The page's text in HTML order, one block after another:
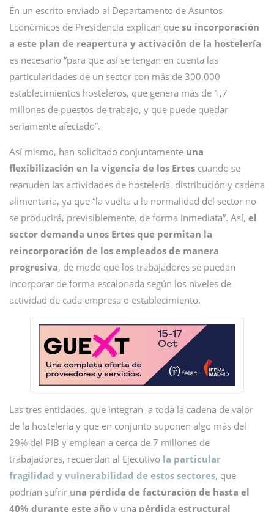
En un escrito enviado al Departamento de Asuntos
Económicos de Presidencia explican que su incorporación
a este plan de reapertura y activación de la hostelería
es necesario “para que así se tengan en cuenta las
particularidades de un sector con más de 300.000
establecimientos hosteleros, que genera más de 1,7
millones de puestos de trabajo, y que puede quedar
seriamente afectado”.
Así mismo, han solicitado conjuntamente una
flexibilización en la vigencia de los Ertes cuando se
reanuden las actividades de hostelería, distribución y cadena
alimentaria, ya que “la vuelta a la normalidad del sector no
se producirá, previsiblemente, de forma inmediata”. Así, el
sector demanda unos Ertes que permitan la
reincorporación de los empleados de manera
progresiva, de modo que los trabajadores se puedan
incorporar de forma escalonada según los niveles de
actividad de cada empresa o establecimiento.
Las tres entidades, que integran a toda la cadena de valor
de la hostelería y que en conjunto suponen algo más del
29% del PIB y emplean a cerca de 7 millones de
trabajadores, recuerdan al Ejecutivo la particular
fragilidad y vulnerabilidad de estos sectores, que
podrían sufrir una pérdida de facturación de hasta el
40% durante este año y una pérdida estructural